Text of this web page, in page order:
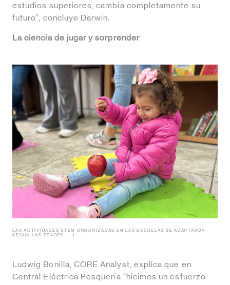
estudios superiores, cambia completamente su
futuro”, concluye Darwin.
La ciencia de jugar y sorprender
LAS ACTIVIDADES STEM ORGANIZADAS EN LAS ESCUELAS SE ADAPTARON
SEGÚN LAS EDADES.
-
Ludwig Bonilla, CORE Analyst, explica que en
Central Eléctrica Pesquería “hicimos un esfuerzo